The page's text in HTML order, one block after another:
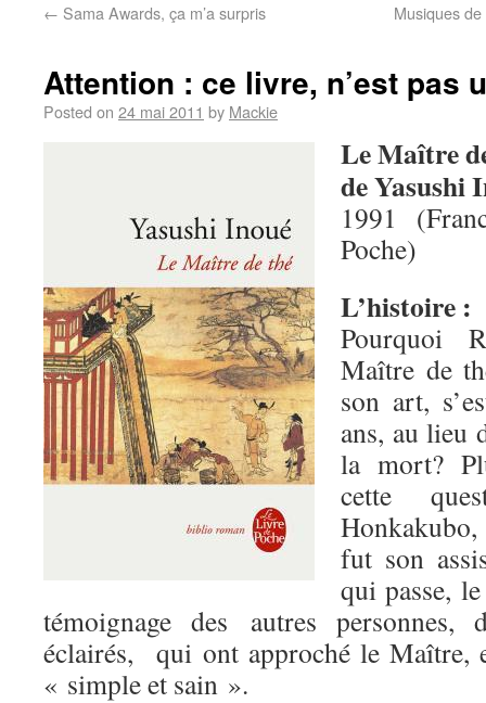
← Sama Awards, ça m’a surpris Musiques
Attention : ce livre, n’est pas
Posted on 24 mai 2011 by Mackie
Le Maître
de Yasushi
1991
Poche)
L’histoire :
Pourquoi
Maître de
son art,
ans, au lieu
la mort?
cette
fut son
qui passe,
témoignage des autres personnes,
éclairés, qui ont approché le Maître,
« simple et sain ».